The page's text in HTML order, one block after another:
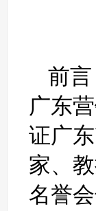
前
广东
证广
家、
名誉